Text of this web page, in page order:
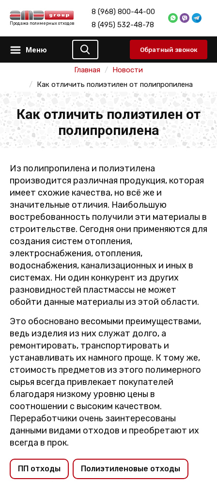
Продажа полимерных отходов
8 (968) 800-44-00
8 (495) 532-48-78
Меню Обратный звонок
Главная
Новости
Как отличить полиэтилен от полипропилена
Как отличить полиэтилен от
полипропилена
Из полипропилена и полиэтилена
производится различная продукция, которая
имеет схожие качества, но всё же и
значительные отличия. Наибольшую
востребованность получили эти материалы в
строительстве. Сегодня они применяются для
создания систем отопления,
электроснабжения, отопления,
водоснабжения, канализационных и иных в
системах. Ни один конкурент из других
разновидностей пластмассы не может
обойти данные материалы из этой области.
Это обосновано весомыми преимуществами,
ведь изделия из них служат долго, а
ремонтировать, транспортировать и
устанавливать их намного проще. К тому же,
стоимость предметов из этого полимерного
сырья всегда привлекает покупателей
благодаря низкому уровню цены в
соотношении с высоким качеством.
Переработчики очень заинтересованы
данными видами отходов и преобретают их
всегда в прок.
ПП отходы Полиэтиленовые отходы